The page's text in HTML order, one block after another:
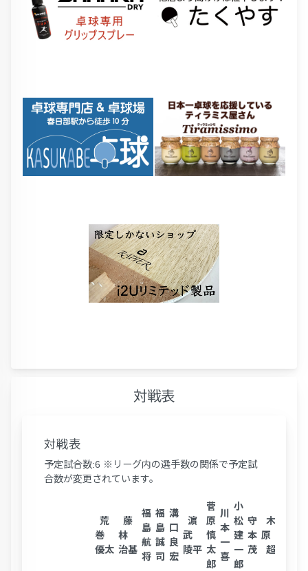
対戦表
対戦表
予定試合数:6 ※リーグ内の選手数の関係で予定試
合数が変更されています。
荒
巻
優太
藤
林
治基
福
島
航
将
福
島
誠
司
溝
口
良
宏
濵
武
陵平
菅
原
慎
太
郎
川
本
一
喜
小
松
建
一
郎
守
本
茂
木
原
超